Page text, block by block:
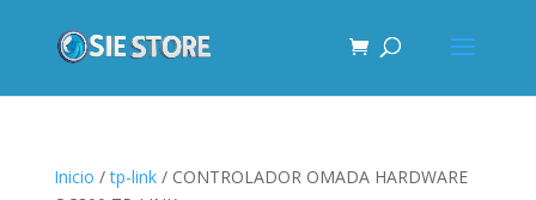
Inicio /tp-link/ CONTROLADOR OMADA HARDWARE